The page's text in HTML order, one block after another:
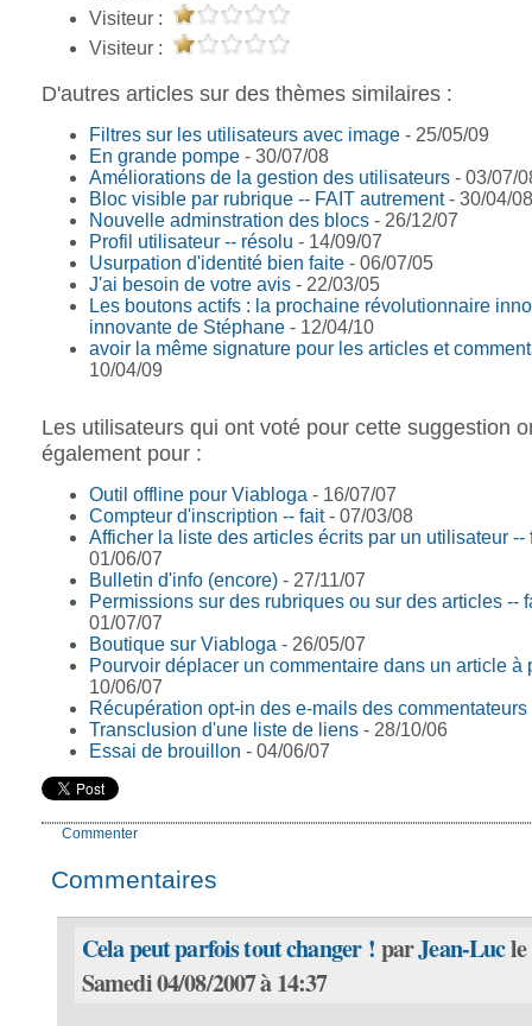
Visiteur :
Visiteur :
D'autres articles sur des thèmes similaires :
Filtres sur les utilisateurs avec image - 25/05/09
En grande pompe - 30/07/08
Améliorations de la gestion des utilisateurs - 03/07/
Bloc visible par rubrique -- FAIT autrement- 30/04/08
Nouvelle adminstration des blocs - 26/12/07
Profil utilisateur -- résolu - 14/09/07
Usurpation d'identité bien faite - 06/07/05
J'ai besoin de votre avis - 22/03/05
Les boutons actifs : la prochaine révolutionnaire
innovante de Stéphane - 12/04/10
avoir la même signature pour les articles et
10/04/09
Les utilisateurs qui ont voté pour cette suggestion
également pour :
Outil offline pour Viabloga - 16/07/07
Compteur d'inscription -- fait- 07/03/08
Afficher la liste des articles écrits par un utilisateur --
01/06/07
Bulletin d'info (encore) - 27/11/07
Permissions sur des rubriques ou sur des articles --
01/07/07
Boutique sur Viabloga - 26/05/07
Pourvoir déplacer un commentaire dans un article à
10/06/07
Récupération opt-in des e-mails des commentateurs
Transclusion d'une liste de liens - 28/10/06
Essai de brouillon - 04/06/07
Commenter
Commentaires
Cela peut parfois tout changer ! parJean-Lucle
Samedi 04/08/2007 à 14:37